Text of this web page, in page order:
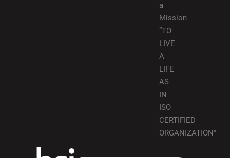
a
Mission
“TO
LIVE
A
LIFE
AS
IN
ISO
CERTIFIED
ORGANIZATION”